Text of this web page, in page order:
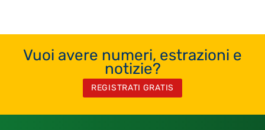
Vuoi avere numeri, estrazioni e
notizie?
REGISTRATI GRATIS